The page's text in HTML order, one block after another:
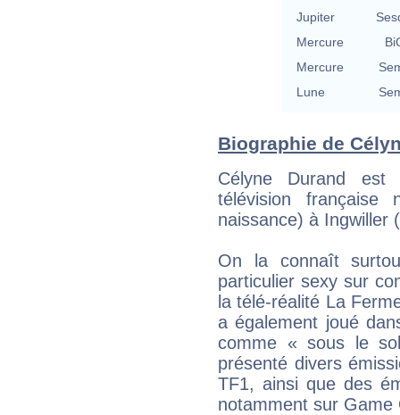
Jupiter
Mercure
Mercure
Lune
Biographie de
Célyne Durand
télévision
naissance) à Ingwiller
On la connaît
particulier sexy sur
la télé-réalité La
a également joué
comme « sous le
présenté divers
TF1, ainsi que des
notamment sur